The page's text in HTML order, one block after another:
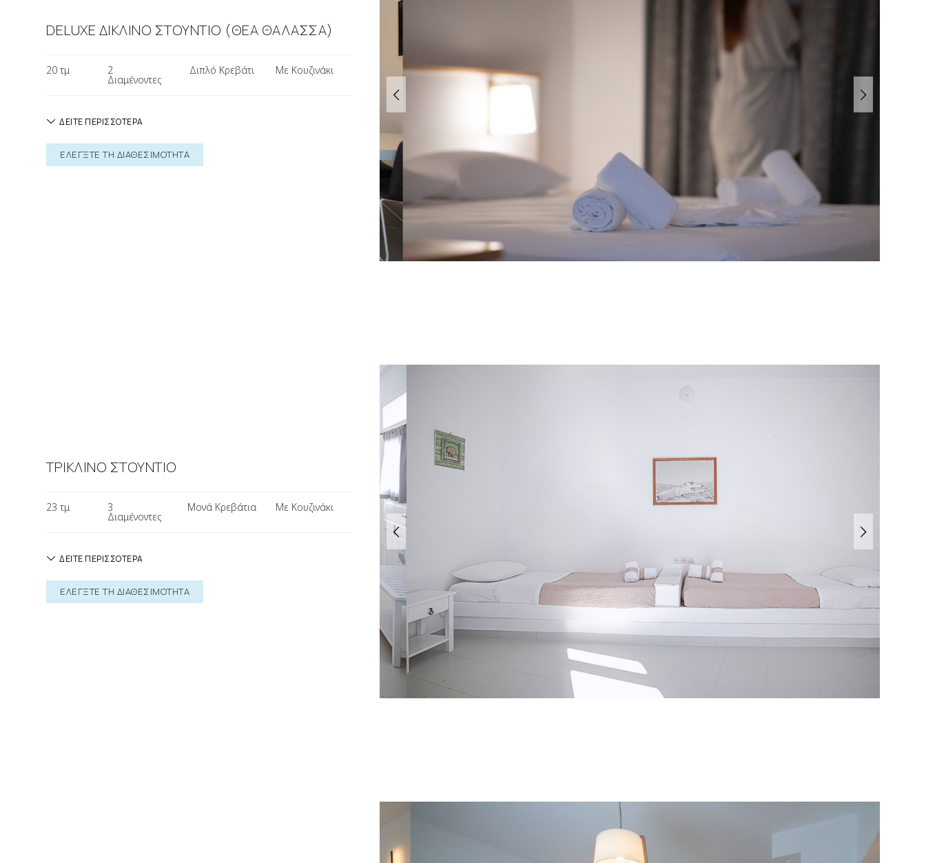
DELUXE ΔΙΚΛΙΝΟ ΣΤΟΥΝΤΙΟ (ΘΕΑ ΘΑΛΑΣΣΑ)
20 τμ 2
Διαμένοντες
Διπλό Κρεβάτι Με Κουζινάκι
ΔΕΙΤΕ ΠΕΡΙΣΣΟΤΕΡΑ
ΕΛΕΓΞΤΕ ΤΗ ΔΙΑΘΕΣΙΜΟΤΗΤΑ
ΤΡΙΚΛΙΝΟ ΣΤΟΥΝΤΙΟ
23 τμ 3
Διαμένοντες
Μονά Κρεβάτια Με Κουζινάκι
ΔΕΙΤΕ ΠΕΡΙΣΣΟΤΕΡΑ
ΕΛΕΓΞΤΕ ΤΗ ΔΙΑΘΕΣΙΜΟΤΗΤΑ